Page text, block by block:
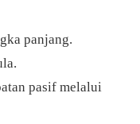
panjang.
pasif melalui